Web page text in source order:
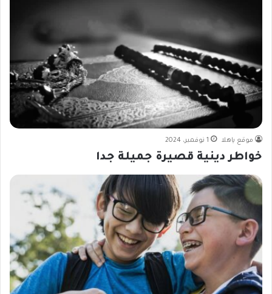
موقع ياهلا 1 نوفمبر، 2024
خواطر دينية قصيرة جميلة جدا